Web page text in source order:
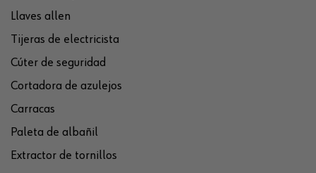
Llaves allen
Tijeras de electricista
Cúter de seguridad
Cortadora de azulejos
Carracas
Paleta de albañil
Extractor de tornillos